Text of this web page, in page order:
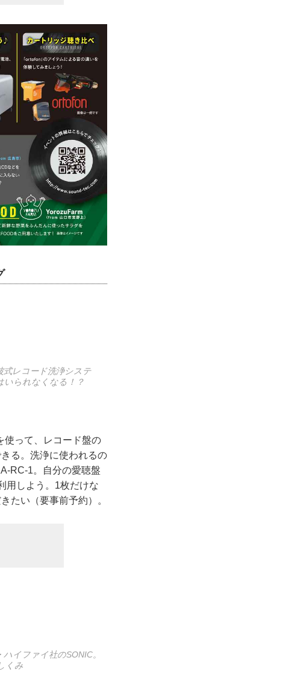
式レコード洗浄システ
いられなくなる！？
使って、レコード盤の
る。洗浄に使われるの
RC-1。自分の愛聴盤
用しよう。1枚だけな
たい（要事前予約）。
イファイ社のSONIC。
くみ